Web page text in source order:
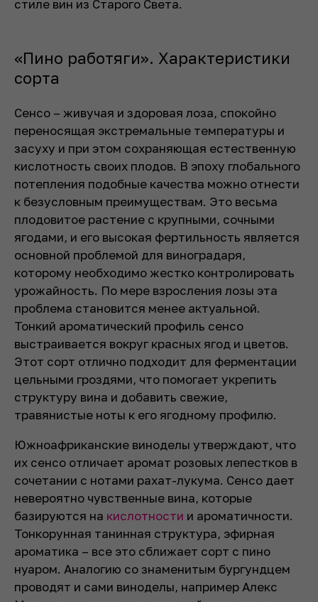
стиле вин из Старого Света.
«Пино работяги». Характеристики
сорта
Сенсо – живучая и здоровая лоза, спокойно
переносящая экстремальные температуры и
засуху и при этом сохраняющая естественную
кислотность своих плодов. В эпоху глобального
потепления подобные качества можно отнести
к безусловным преимуществам. Это весьма
плодовитое растение с крупными, сочными
ягодами, и его высокая фертильность является
основной проблемой для виноградаря,
которому необходимо жестко контролировать
урожайность. По мере взросления лозы эта
проблема становится менее актуальной.
Тонкий ароматический профиль сенсо
выстраивается вокруг красных ягод и цветов.
Этот сорт отлично подходит для ферментации
цельными гроздями, что помогает укрепить
структуру вина и добавить свежие,
травянистые ноты к его ягодному профилю.
Южноафриканские виноделы утверждают, что
их сенсо отличает аромат розовых лепестков в
сочетании с нотами рахат-лукума. Сенсо дает
невероятно чувственные вина, которые
базируются на кислотности и ароматичности.
Тонкорунная танинная структура, эфирная
ароматика – все это сближает сорт с пино
нуаром. Аналогию со знаменитым бургундцем
проводят и сами виноделы, например Алекс